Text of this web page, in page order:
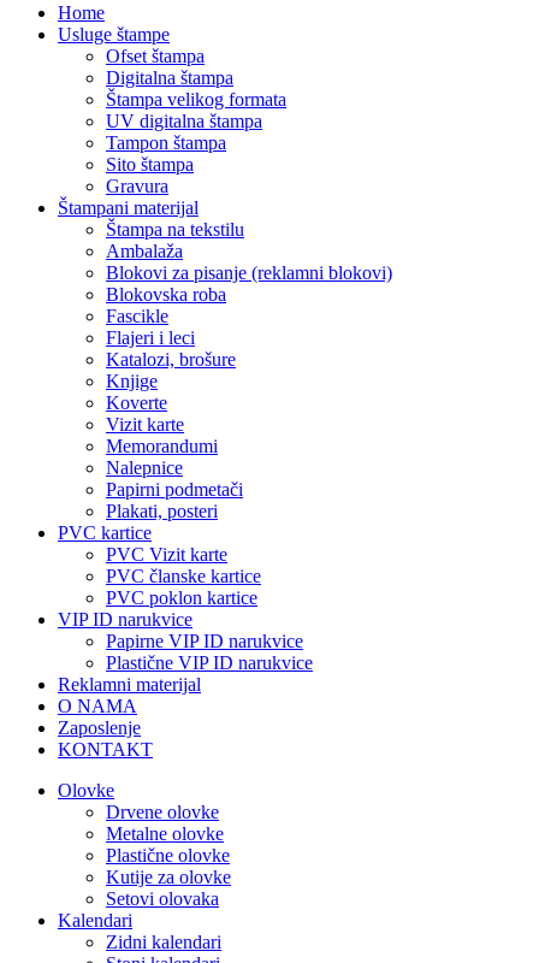
Home
Usluge štampe
Ofset štampa
Digitalna štampa
Štampa velikog formata
UV digitalna štampa
Tampon štampa
Sito štampa
Gravura
Štampani materijal
Štampa na tekstilu
Ambalaža
Blokovi za pisanje (reklamni blokovi)
Blokovska roba
Fascikle
Flajeri i leci
Katalozi, brošure
Knjige
Koverte
Vizit karte
Memorandumi
Nalepnice
Papirni podmetači
Plakati, posteri
PVC kartice
PVC Vizit karte
PVC članske kartice
PVC poklon kartice
VIP ID narukvice
Papirne VIP ID narukvice
Plastične VIP ID narukvice
Reklamni materijal
O NAMA
Zaposlenje
KONTAKT
Olovke
Drvene olovke
Metalne olovke
Plastične olovke
Kutije za olovke
Setovi olovaka
Kalendari
Zidni kalendari